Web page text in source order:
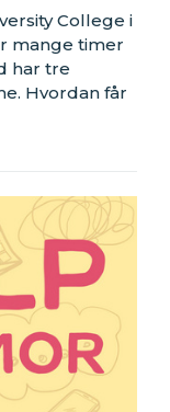
College i
mange timer
har tre
Hvordan får